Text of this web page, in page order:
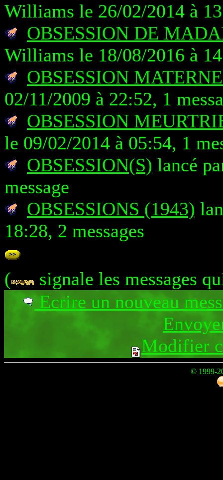
Williams le 26/02/2014 à
OBSESSION DE
Williams le 18/08/2016 à
OBSESSION
02/11/2009 à 22:52, 1
OBSESSION
le 09/02/2014 à 05:54, 1
OBSESSION(S) lancé
message
OBSESSIONS (1943)
18:28, 2 messages
(
signale les messages
Ecrire un nouveau
Modifier
© 1999-